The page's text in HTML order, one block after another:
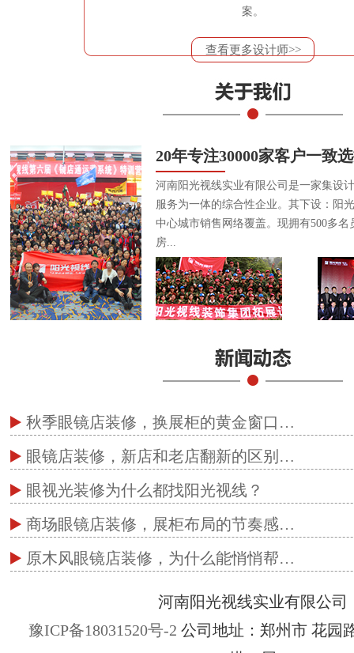
案。
查看更多设计师>>
20年专注30000家客户一致
河南阳光视线实业有限公司是一家集设
服务为一体的综合性企业。其下设：阳
中心城市销售网络覆盖。现拥有500多
房...
秋季眼镜店装修，换展柜的黄金窗口…
眼镜店装修，新店和老店翻新的区别…
眼视光装修为什么都找阳光视线？
商场眼镜店装修，展柜布局的节奏感…
原木风眼镜店装修，为什么能悄悄帮…
河南阳光视线实业有限公司
豫ICP备18031520号-2 公司地址：郑州市 花园